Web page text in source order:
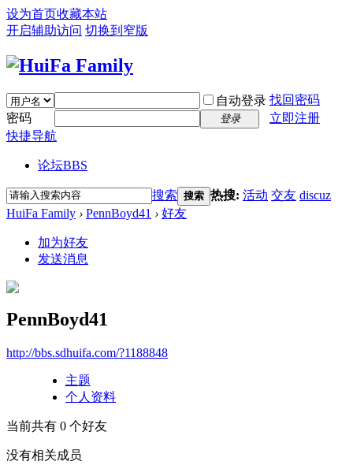
设为首页收藏本站
开启辅助访问 切换到窄版
自动登录 找回密码
密码
登录
立即注册
快捷导航
论坛BBS
搜索 搜索 热搜: 活动 交友 discuz
HuiFa Family › PennBoyd41 › 好友
加为好友
发送消息
PennBoyd41
http://bbs.sdhuifa.com/?1188848
主题
个人资料
当前共有 0 个好友
没有相关成员